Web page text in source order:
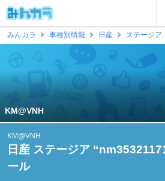
みんカラ
車種別情報 日産 ステージア
KM@VNH
KM@VNH
日産 ステージア
ール